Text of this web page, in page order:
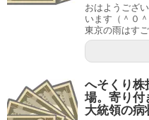
おはようござ
います（＾０
東京の雨はす
へそくり
場。寄り付
大統領の病